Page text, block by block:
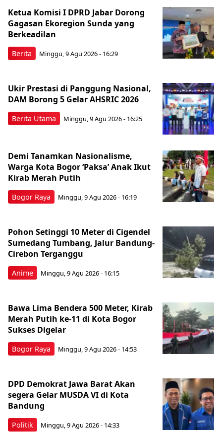
Berita
Ketua Komisi I DPRD Jabar Dorong
Gagasan Ekoregion Sunda yang
Berkeadilan
Minggu, 9 Agu 2026 - 16:29
Berita Utama
Ukir Prestasi di Panggung Nasional,
DAM Borong 5 Gelar AHSRIC 2026
Minggu, 9 Agu 2026 - 16:25
Bogor Raya
Demi Tanamkan Nasionalisme,
Warga Kota Bogor ‘Paksa’ Anak Ikut
Kirab Merah Putih
Minggu, 9 Agu 2026 - 16:19
Anime
Pohon Setinggi 10 Meter di Cigendel
Sumedang Tumbang, Jalur Bandung-
Cirebon Terganggu
Minggu, 9 Agu 2026 - 16:15
Bogor Raya
Bawa Lima Bendera 500 Meter, Kirab
Merah Putih ke-11 di Kota Bogor
Sukses Digelar
Minggu, 9 Agu 2026 - 14:53
Politik
DPD Demokrat Jawa Barat Akan
segera Gelar MUSDA VI di Kota
Bandung
Minggu, 9 Agu 2026 - 14:33